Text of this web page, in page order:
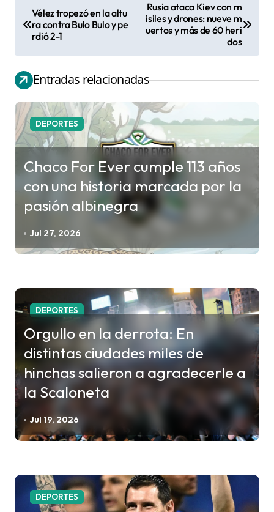
v
e
g
a
c
i
n
r
a
s
Vélez tropezó en la altu
ra contra Bulo Bulo y pe
rdió 2-1
Rusia ataca Kiev con m
isiles y drones: nueve m
uertos y más de 60 heri
dos
Entradas relacionadas
DEPORTES
Chaco For Ever cumple 113 años
con una historia marcada por la
pasión albinegra
Jul 27, 2026
DEPORTES
Orgullo en la derrota: En
distintas ciudades miles de
hinchas salieron a agradecerle a
la Scaloneta
Jul 19, 2026
DEPORTES